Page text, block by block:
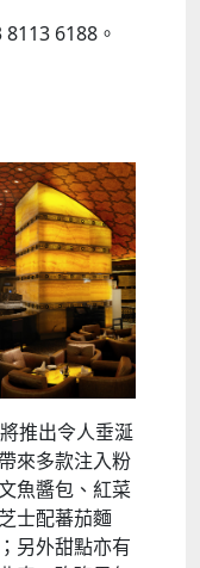
6188。
推出令人垂涎
來多款注入粉
魚醬包、紅菜
士配蕃茄麵
另外甜點亦有